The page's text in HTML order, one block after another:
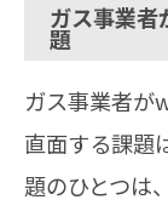
ガス事業者
題
ガス事業者が
直面する課題
題のひとつは、